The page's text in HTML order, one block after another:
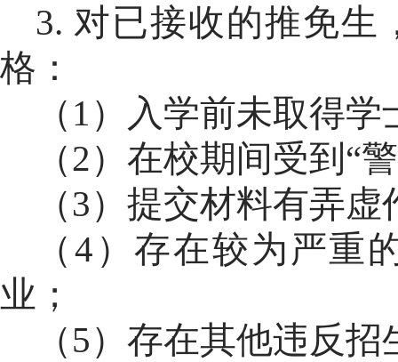
3. 对已接收的推免生
格：
（1）入学前未取得
（2）在校期间受到 “
（3）提交材料有弄虚
（4 ）存在较为严重
业；
（5）存在其他违反